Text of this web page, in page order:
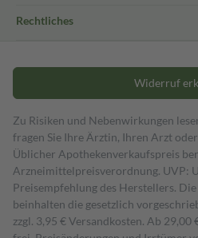
Rechtliches
Widerruf
Zu Risiken und Nebenwirkungen
fragen Sie Ihre Ärztin, Ihren Arzt
Üblicher Apothekenverkaufspreis
Arzneimittelpreisverordnung. UVP:
Preisempfehlung des Herstellers. Die
beinhalten die gesetzlich
zzgl. 3,95 € Versandkosten. Ab